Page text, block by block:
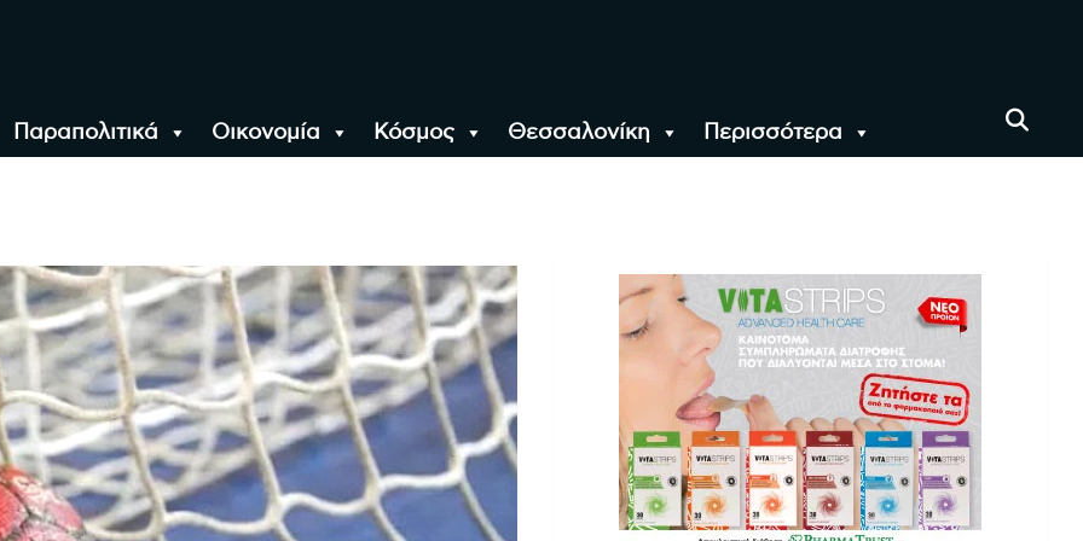
Παραπολιτικά Οικονομία Κόσμος Θεσσαλονίκη Περισσότερα